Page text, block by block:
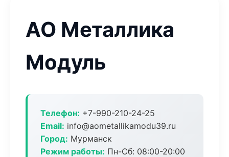
АО Металлика
Модуль
Телефон: +7-990-210-24-25
Email: info@aometallikamodu39.ru
Город: Мурманск
Режим работы: Пн-Сб: 08:00-20:00